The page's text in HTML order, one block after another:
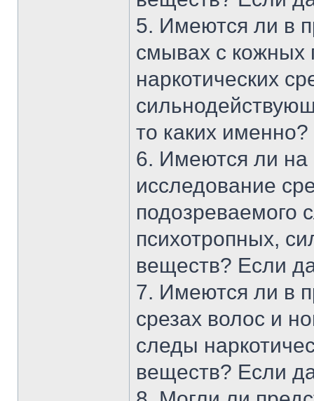
5. Имеются ли в
смывах с кожных
наркотических
то каких именно?
6. Имеются ли на
исследование
подозреваемого
психотропных,
веществ? Если
7. Имеются ли в
срезах волос и
следы
веществ? Если